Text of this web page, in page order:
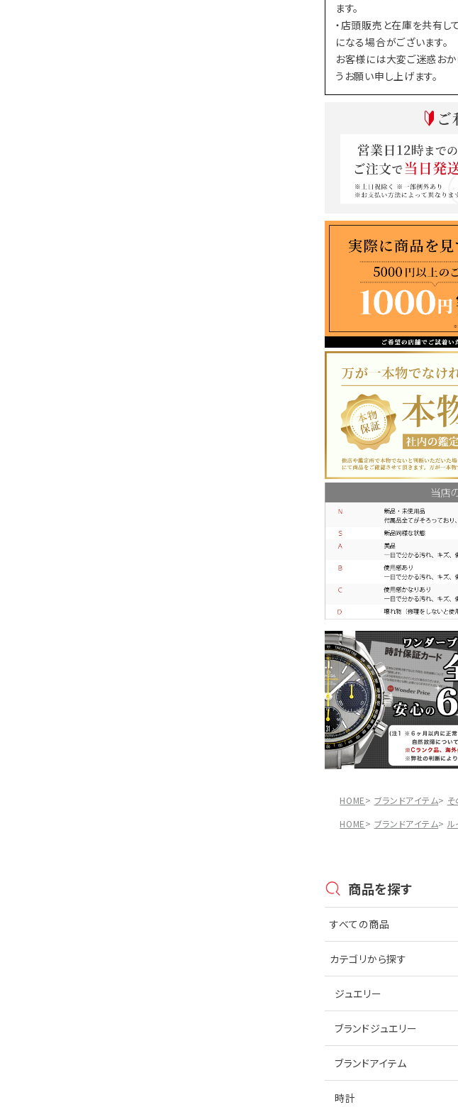
ます。
・店頭販売と在庫を共有し
になる場合がございます。
お客様には大変ご迷惑お
うお願い申し上げます。
HOME ブランドアイテム
HOME
ブランドアイテム ル
商品を探す
すべての商品
カテゴリから探す
ジュエリー
アイテムで探す
ブランドジュエリー
アイテムで探す
ブランドアイテム
アイテムで探す
時計